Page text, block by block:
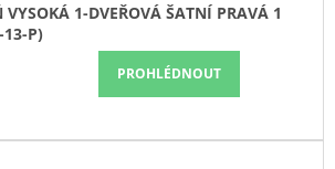
VYSOKÁ 1-DVEŘOVÁ ŠATNÍ PRAVÁ 1
13-P)
PROHLÉDNOUT